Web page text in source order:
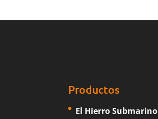
Productos
El Hierro Submarino